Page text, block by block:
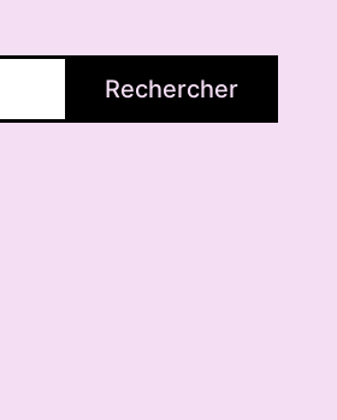
Rechercher